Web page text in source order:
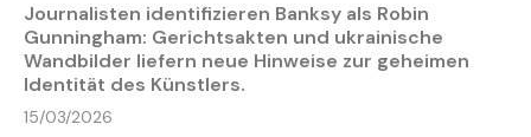
Journalisten identifizieren Banksy als Robin
Gunningham: Gerichtsakten und ukrainische
Wandbilder liefern neue Hinweise zur geheimen
Identität des Künstlers.
15/03/2026